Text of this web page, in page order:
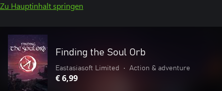
Zu Hauptinhalt springen
Finding the Soul Orb
Eastasiasoft Limited • Action & adventure
€ 6,99